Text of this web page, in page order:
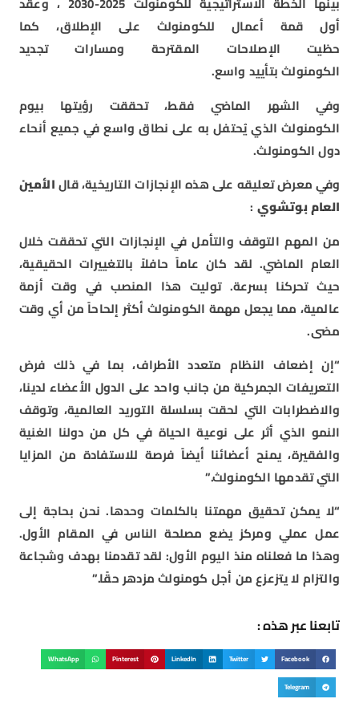
أول قمة أعمال للكومنولث على الإطلاق، كما
حظيت الإصلاحات المقترحة ومسارات تجديد
الكومنولث بتأييد واسع.
وفي الشهر الماضي فقط، تحققت رؤيتها بيوم
الكومنولث الذي يُحتفل به على نطاق واسع في جميع أنحاء
دول الكومنولث.
وفي معرض تعليقه على هذه الإنجازات التاريخية، قالالأمين
العام بوتشوي :
من المهم التوقف والتأمل في الإنجازات التي تحققت خلال
العام الماضي. لقد كان عاماً حافلاً بالتغييرات الحقيقية،
حيث تحركنا بسرعة. توليت هذا المنصب في وقت أزمة
عالمية، مما يجعل مهمة الكومنولث أكثر إلحاحاً من أي وقت
مضى.
“إن إضعاف النظام متعدد الأطراف، بما في ذلك فرض
التعريفات الجمركية من جانب واحد على الدول الأعضاء لدينا،
والاضطرابات التي لحقت بسلسلة التوريد العالمية، وتوقف
النمو الذي أثر على نوعية الحياة في كل من دولنا الغنية
والفقيرة، يمنح أعضائنا أيضاً فرصة للاستفادة من المزايا
التي تقدمها الكومنولث.”
“لا يمكن تحقيق مهمتنا بالكلمات وحدها. نحن بحاجة إلى
عمل عملي ومركز يضع مصلحة الناس في المقام الأول.
وهذا ما فعلناه منذ اليوم الأول: لقد تقدمنا ​​بهدف وشجاعة
والتزام لا يتزعزع من أجل كومنولث مزدهر حقًا.”
تابعنا عبر هذه :
Facebook
Twitter
LinkedIn
Pinterest
WhatsApp
Telegram